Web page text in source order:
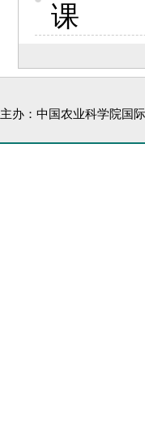
课
主办：中国农业科学院国